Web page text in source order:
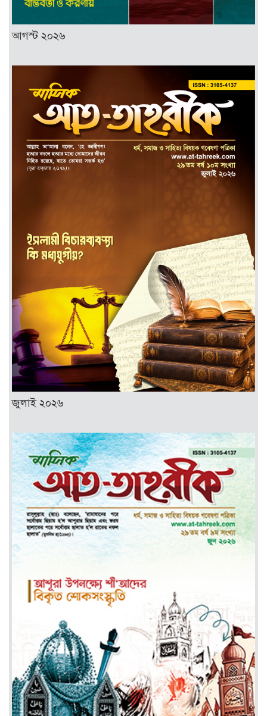
আগস্ট ২০২৬
জুলাই ২০২৬